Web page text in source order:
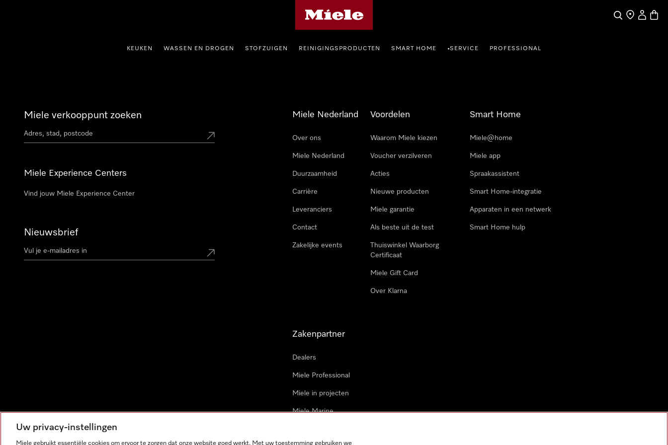
Wat zoek je?
Dealer zoeken
Mijn
KEUKEN WASSEN EN DROGEN STOFZUIGEN REINIGINGSPRODUCTEN SMART HOME •SERVICE PROFESSIONAL
Miele verkooppunt zoeken
Miele Experience Centers
Vind jouw Miele Experience Center
Nieuwsbrief
Miele Nederland
Over ons
Miele Nederland
Duurzaamheid
Carrière
Leveranciers
Contact
Zakelijke events
Voordelen
Waarom Miele kiezen
Voucher verzilveren
Acties
Nieuwe producten
Miele garantie
Als beste uit de test
Thuiswinkel Waarborg
Certificaat
Miele Gift Card
Over Klarna
Smart Home
Miele@home
Miele app
Spraakassistent
Smart Home-integratie
Apparaten in een netwerk
Smart Home hulp
Zakenpartner
Dealers
Miele Professional
Miele in projecten
Miele Marine
Uw privacy-instellingen
Miele gebruikt essentiële cookies om ervoor te zorgen dat onze website goed werkt. Met uw toestemming gebruiken we